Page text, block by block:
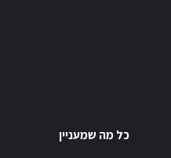
כל מה שמעניין